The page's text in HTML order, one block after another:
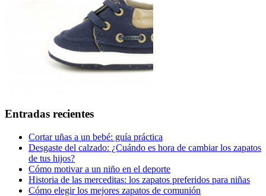
Entradas recientes
Cortar uñas a un bebé: guía práctica
Desgaste del calzado: ¿Cuándo es hora de cambiar los zapatos
de tus hijos?
Cómo motivar a un niño en el deporte
Historia de las merceditas: los zapatos preferidos para niñas
Cómo elegir los mejores zapatos de comunión